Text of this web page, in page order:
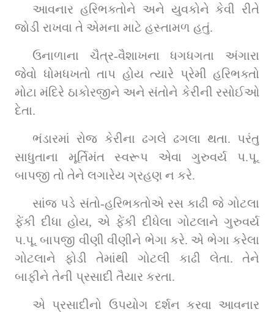
આવનાર હરિભક્તોને અને યુવકોને કેવી રીતે
જોડી રાખવા તે એમના માટે હસ્તામળ હતું.
ઉનાળાના ચૈત્ર-વૈશાખના ધગધગતા અંગારા
જેવો ધોમધખતો તાપ હોય ત્યારે પ્રેમી હરિભક્તો
મોટા મંદિરે ઠાકોરજીને અને સંતોને કેરીની રસોઈઓ
દેતા.
ભંડારમાં રોજ કેરીના ઢગલે ઢગલા થતા. પરંતુ
સાધુતાના મૂર્તિમંત સ્વરૂપ એવા ગુરુવર્ય પ.પૂ.
બાપજી તો તેને લગારેય ગ્રહણ ન કરે.
સાંજ પડે સંતો-હરિભક્તોએ રસ કાઢી જે ગોટલા
ફેંકી દીધા હોય, એ ફેંકી દીધેલા ગોટલાને ગુરુવર્ય
પ.પૂ. બાપજી વીણી વીણીને ભેગા કરે. એ ભેગા કરેલા
ગોટલાને ફોડી તેમાંથી ગોટલી કાઢી લેતા. તેને
બાફીને તેની પ્રસાદી તૈયાર કરતા.
એ પ્રસાદીનો ઉપયોગ દર્શન કરવા આવનાર